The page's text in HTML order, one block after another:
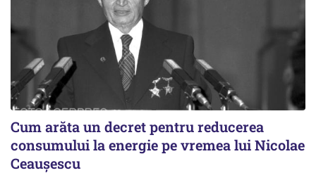
Cum arăta un decret pentru reducerea
consumului la energie pe vremea lui Nicolae
Ceaușescu